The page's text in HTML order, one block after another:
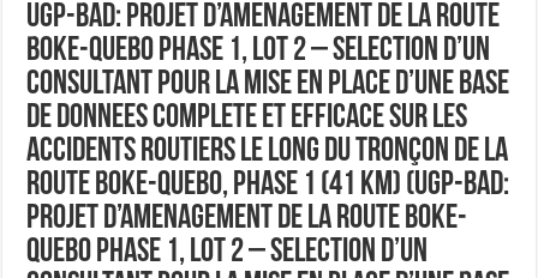
UGP-BAD: PROJET D’AMENAGEMENT DE LA ROUTE
BOKE-QUEBO PHASE 1, LOT 2 – SELECTION D’UN
CONSULTANT POUR LA MISE EN PLACE D’UNE BASE
DE DONNEES COMPLETE ET EFFICACE SUR LES
ACCIDENTS ROUTIERS LE LONG DU TRONÇON DE LA
ROUTE BOKE-QUEBO, PHASE 1 (41 KM) (UGP-BAD:
PROJET D’AMENAGEMENT DE LA ROUTE BOKE-
QUEBO PHASE 1, LOT 2 – SELECTION D’UN